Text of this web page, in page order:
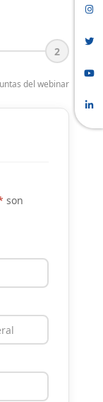
2
del webinar
son